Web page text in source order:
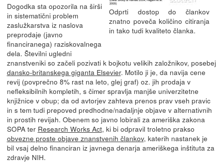
Odprti dostop do člankov
znatno poveča količino citiranja
in tako tudi kvaliteto članka.
Dogodka sta opozorila na širši
in sistematični problem
zaslužkarstva iz naslova
preprodaje (javno
financiranega) raziskovalnega
dela. Številni ugledni
znanstveniki so začeli pozivati k bojkotu velikih založnikov, posebej
dansko-britanskega giganta Elsevier. Motilo ji je, da navija cene
revij (povprečno 8% rast na leto, glej graf) oz. jih prodaja v
nefleksibilnih kompletih, s čimer spravlja manjše univerzitetne
knjižnice v obup; da od avtorjev zahteva prenos prav vseh pravic
in s tem tudi prepoved predhodne/nadaljnje objave v alternativnih
in prostih revijah. Obenem so javno lobirali za ameriška zakona
SOPA ter Research Works Act, ki bi odpravil troletno prakso
obvezne proste objave znanstvenih člankov, katerih nastanek je
bil vsaj delno financiran iz javnega denarja ameriškega inštituta za
zdravje NIH.